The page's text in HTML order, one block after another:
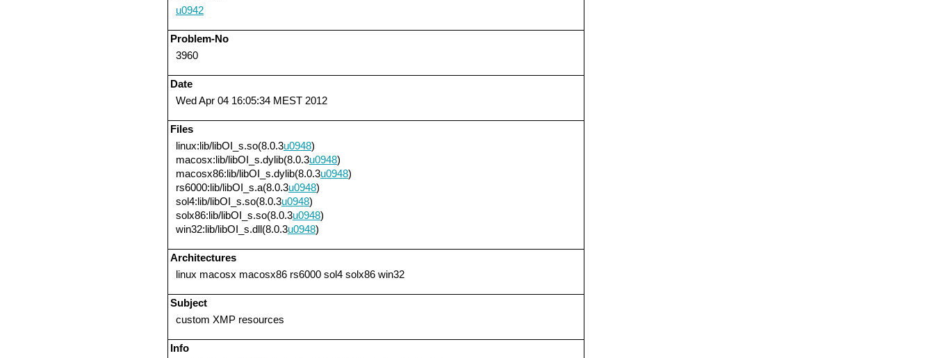
u0942
Problem-No
3960
Date
Wed Apr 04 16:05:34 MEST 2012
Files
linux:lib/libOI_s.so(8.0.3u0948)
macosx:lib/libOI_s.dylib(8.0.3u0948)
macosx86:lib/libOI_s.dylib(8.0.3u0948)
rs6000:lib/libOI_s.a(8.0.3u0948)
sol4:lib/libOI_s.so(8.0.3u0948)
solx86:lib/libOI_s.so(8.0.3u0948)
win32:lib/libOI_s.dll(8.0.3u0948)
Architectures
linux macosx macosx86 rs6000 sol4 solx86 win32
Subject
custom XMP resources
Info